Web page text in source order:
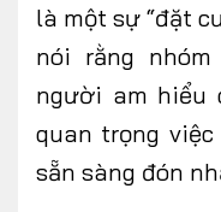
là một sự “đặt
nói rằng
người am hiểu
quan trọng
sẵn sàng đón